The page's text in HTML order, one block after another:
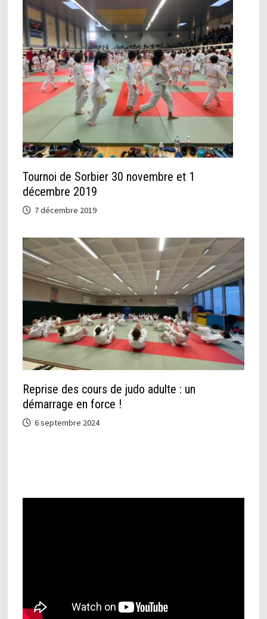
Tournoi de Sorbier 30 novembre et 1
décembre 2019
7 décembre 2019
Reprise des cours de judo adulte : un
démarrage en force !
6 septembre 2024